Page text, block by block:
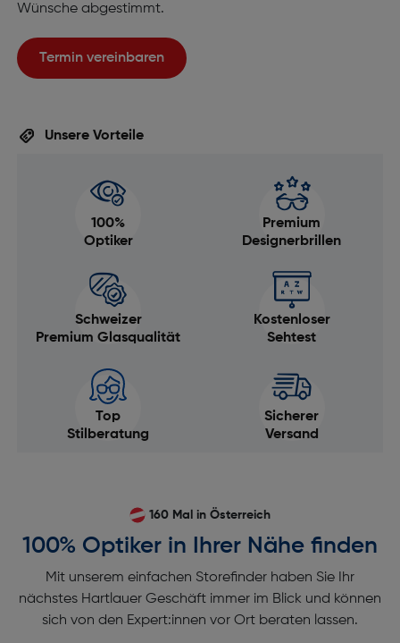
Wünsche abgestimmt.
Termin vereinbaren
Unsere Vorteile
100%
Optiker
Premium
Designerbrillen
Schweizer
Premium Glasqualität
Kostenloser
Sehtest
Top
Stilberatung
Sicherer
Versand
160 Mal in Österreich
100% Optiker in Ihrer Nähe finden
Mit unserem einfachen Storefinder haben Sie Ihr
nächstes Hartlauer Geschäft immer im Blick und können
sich von den Expert:innen vor Ort beraten lassen.